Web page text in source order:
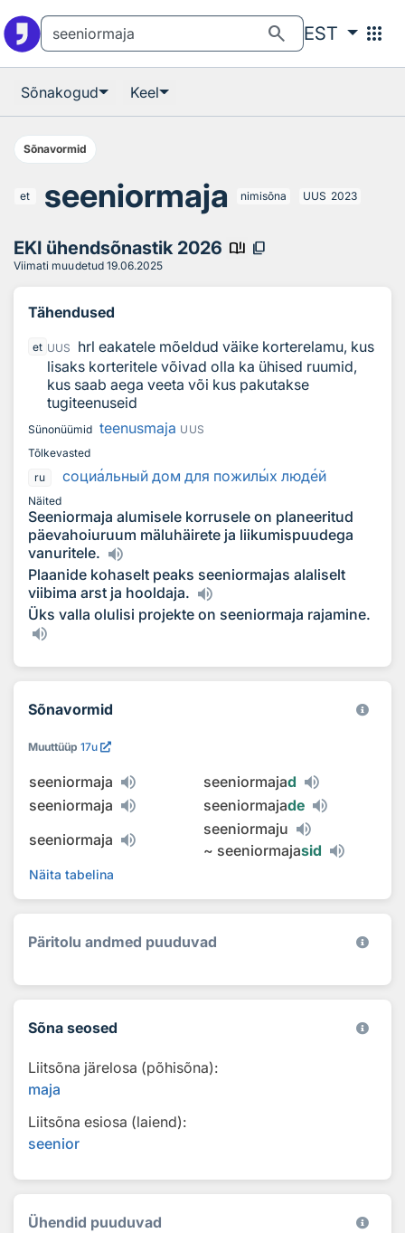
search EST apps
Sõnakogud Keel
Sõnavormid
et seeniormaja nimisõna UUS 2023
EKI ühendsõnastik 2026 book_ribbon content_copy
Viimati muudetud 19.06.2025
Tähendused
et UUS
hrl eakatele mõeldud väike korterelamu, kus
lisaks korteritele võivad olla ka ühised ruumid,
kus saab aega veeta või kus pakutakse
tugiteenuseid
Sünonüümid teenusmaja UUS
Tõlkevasted
ru
социальный дом для пожилых людей
Näited
Seeniormaja alumisele korrusele on planeeritud
päevahoiuruum mäluhäirete ja liikumispuudega
vanuritele.
Plaanide kohaselt peaks seeniormajas alaliselt
viibima arst ja hooldaja.
Üks valla olulisi projekte on seeniormaja rajamine.
Sõnavormid
Muuttüüp 17u
seeniormaja seeniormajad
seeniormaja
seeniormajade
seeniormaja
seeniormaju
~ seeniormajasid
Näita tabelina
Päritolu andmed puuduvad
Sõna seosed
Liitsõna järelosa (põhisõna):
maja
Liitsõna esiosa (laiend):
seenior
Ühendid puuduvad